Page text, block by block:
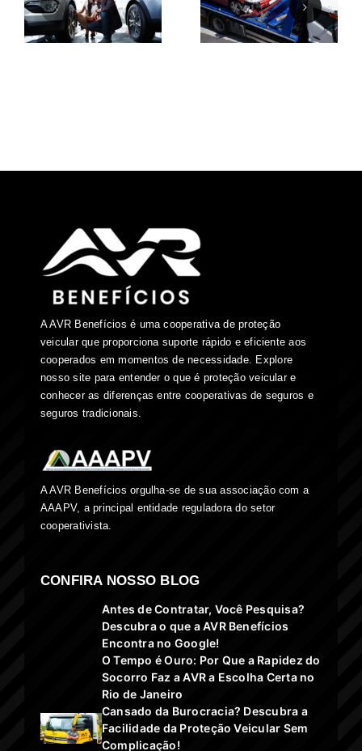
A AVR Benefícios é uma cooperativa de proteção
veicular que proporciona suporte rápido e eficiente aos
cooperados em momentos de necessidade. Explore
nosso site para entender o que é proteção veicular e
conhecer as diferenças entre cooperativas de seguros e
seguros tradicionais.
A AVR Benefícios orgulha-se de sua associação com a
AAAPV, a principal entidade reguladora do setor
cooperativista.
CONFIRA NOSSO BLOG
Antes de Contratar, Você Pesquisa?
Descubra o que a AVR Benefícios
Encontra no Google!
O Tempo é Ouro: Por Que a Rapidez do
Socorro Faz a AVR a Escolha Certa no
Rio de Janeiro
Cansado da Burocracia? Descubra a
Facilidade da Proteção Veicular Sem
Complicação!